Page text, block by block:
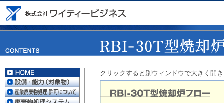
クリックすると別ウィンドウで大きく開